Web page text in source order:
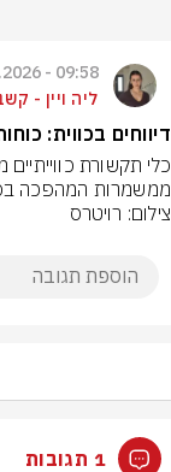
09:58 - 12.05.2026
ליה ויין -
דיווחים בכווית: כוחות הביטחון
ממשמרות המהפכה
צילום: רויטרס
1 תגובות